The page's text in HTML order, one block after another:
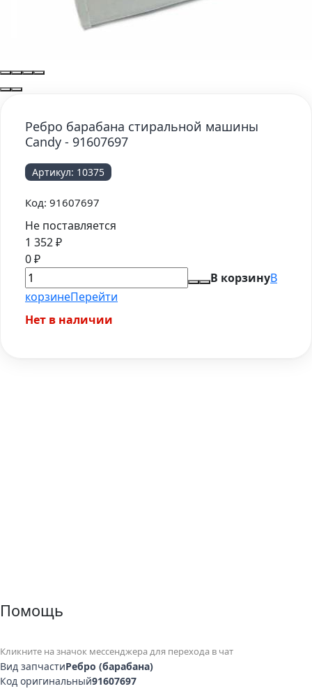
Ребро барабана стиральной машины
Candy - 91607697
Артикул: 10375
Код: 91607697
Не поставляется
1 352₽
0₽
В корзинуВ
корзинеПерейти
Нет в наличии
Помощь
Кликните на значок мессенджера для перехода в чат
Вид запчастиРебро (барабана)
Код оригинальный91607697